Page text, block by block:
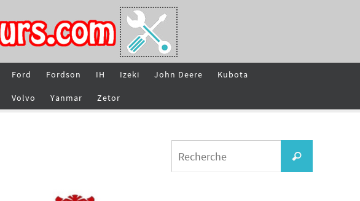
Ford Fordson IH Izeki John Deere Kubota
Volvo Yanmar Zetor
Recherche